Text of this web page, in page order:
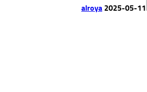
alroya2025-05-11